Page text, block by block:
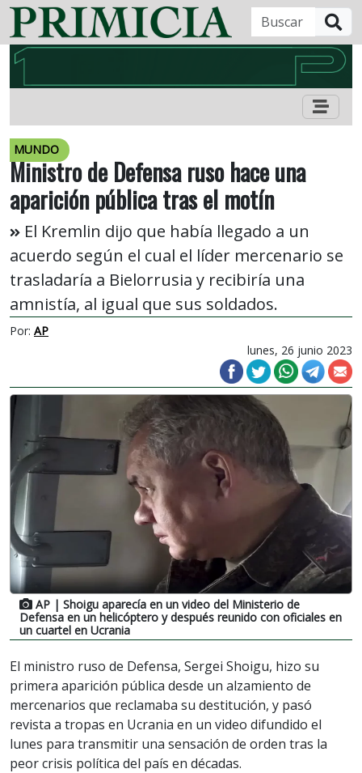
MUNDO
Ministro de Defensa ruso hace una
aparición pública tras el motín
El Kremlin dijo que había llegado a un
acuerdo según el cual el líder mercenario se
trasladaría a Bielorrusia y recibiría una
amnistía, al igual que sus soldados.
Por: AP
lunes, 26 junio 2023
AP | Shoigu aparecía en un video del Ministerio de
Defensa en un helicóptero y después reunido con oficiales en
un cuartel en Ucrania
El ministro ruso de Defensa, Sergei Shoigu, hizo su
primera aparición pública desde un alzamiento de
mercenarios que reclamaba su destitución, y pasó
revista a tropas en Ucrania en un video difundido el
lunes para transmitir una sensación de orden tras la
peor crisis política del país en décadas.